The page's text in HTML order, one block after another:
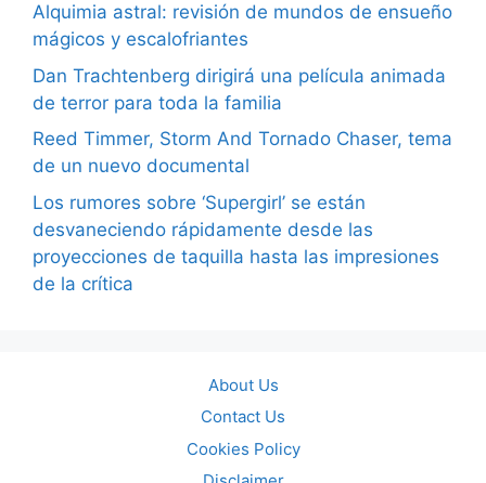
Alquimia astral: revisión de mundos de ensueño
mágicos y escalofriantes
Dan Trachtenberg dirigirá una película animada
de terror para toda la familia
Reed Timmer, Storm And Tornado Chaser, tema
de un nuevo documental
Los rumores sobre ‘Supergirl’ se están
desvaneciendo rápidamente desde las
proyecciones de taquilla hasta las impresiones
de la crítica
About Us
Contact Us
Cookies Policy